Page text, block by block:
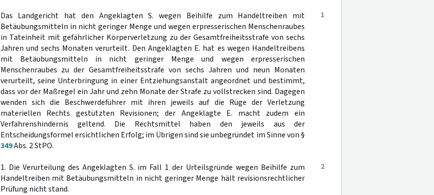
1
Das Landgericht hat den Angeklagten S. wegen Beihilfe zum Handeltreiben mit
Betäubungsmitteln in nicht geringer Menge und wegen erpresserischen Menschenraubes
in Tateinheit mit gefährlicher Körperverletzung zu der Gesamtfreiheitsstrafe von sechs
Jahren und sechs Monaten verurteilt. Den Angeklagten E. hat es wegen Handeltreibens
mit Betäubungsmitteln in nicht geringer Menge und wegen erpresserischen
Menschenraubes zu der Gesamtfreiheitsstrafe von sechs Jahren und neun Monaten
verurteilt, seine Unterbringung in einer Entziehungsanstalt angeordnet und bestimmt,
dass vor der Maßregel ein Jahr und zehn Monate der Strafe zu vollstrecken sind. Dagegen
wenden sich die Beschwerdeführer mit ihren jeweils auf die Rüge der Verletzung
materiellen Rechts gestützten Revisionen; der Angeklagte E. macht zudem ein
Verfahrenshindernis geltend. Die Rechtsmittel haben den jeweils aus der
Entscheidungsformel ersichtlichen Erfolg; im Übrigen sind sie unbegründet im Sinne von §
349Abs. 2 StPO.
2
1. Die Verurteilung des Angeklagten S. im Fall 1 der Urteilsgründe wegen Beihilfe zum
Handeltreiben mit Betäubungsmitteln in nicht geringer Menge hält revisionsrechtlicher
Prüfung nicht stand.